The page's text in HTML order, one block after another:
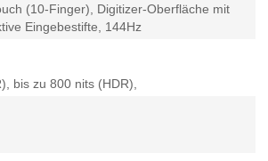
(10-Finger), Digitizer-Oberfläche mit
Eingebestifte, 144Hz
bis zu 800 nits (HDR),